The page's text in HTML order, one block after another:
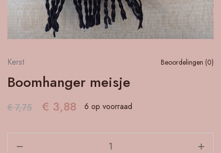
Kerst Beoordelingen (0)
Boomhanger meisje
€7,75 € 3,88 6 op voorraad